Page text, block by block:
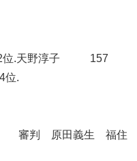
.天野淳子 157
.
義生 福住